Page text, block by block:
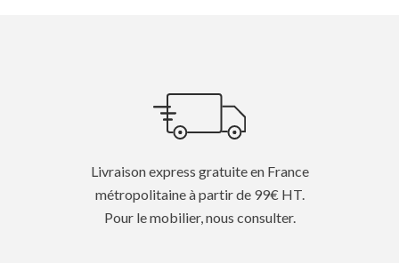
Livraison express gratuite en France
métropolitaine à partir de 99€ HT.
Pour le mobilier, nous consulter.